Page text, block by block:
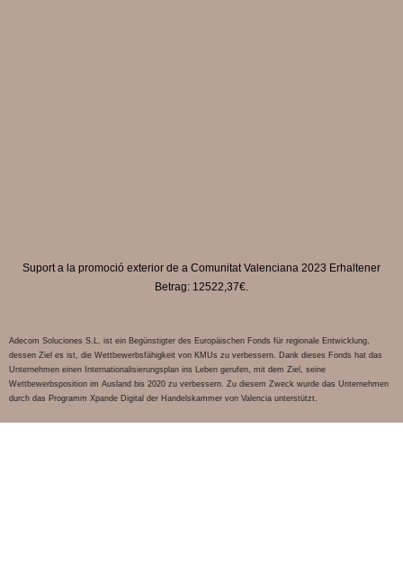
Suport a la promoció exterior de a Comunitat Valenciana 2023 Erhaltener
Betrag: 12522,37€.
Adecom Soluciones S.L. ist ein Begünstigter des Europäischen Fonds für regionale Entwicklung,
dessen Ziel es ist, die Wettbewerbsfähigkeit von KMUs zu verbessern. Dank dieses Fonds hat das
Unternehmen einen Internationalisierungsplan ins Leben gerufen, mit dem Ziel, seine
Wettbewerbsposition im Ausland bis 2020 zu verbessern. Zu diesem Zweck wurde das Unternehmen
durch das Programm Xpande Digital der Handelskammer von Valencia unterstützt.